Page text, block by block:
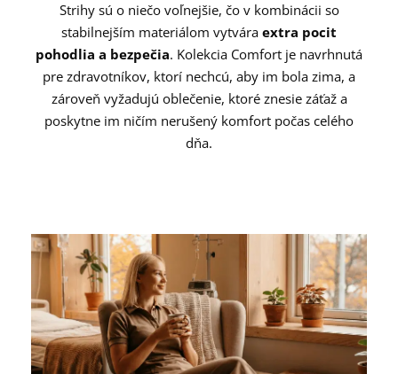
Strihy sú o niečo voľnejšie, čo v kombinácii so
stabilnejším materiálom vytvára extra pocit
pohodlia a bezpečia. Kolekcia Comfort je navrhnutá
pre zdravotníkov, ktorí nechcú, aby im bola zima, a
zároveň vyžadujú oblečenie, ktoré znesie záťaž a
poskytne im ničím nerušený komfort počas celého
dňa.